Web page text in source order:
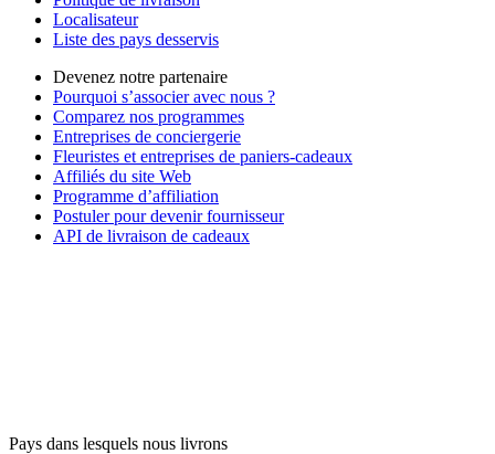
Localisateur
Liste des pays desservis
Devenez notre partenaire
Pourquoi s’associer avec nous ?
Comparez nos programmes
Entreprises de conciergerie
Fleuristes et entreprises de paniers-cadeaux
Affiliés du site Web
Programme d’affiliation
Postuler pour devenir fournisseur
API de livraison de cadeaux
Pays dans lesquels nous livrons